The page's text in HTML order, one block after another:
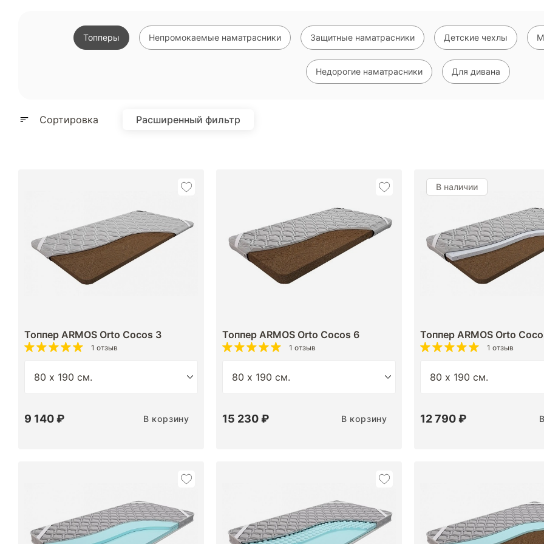
Топперы Непромокаемые наматрасники Защитные наматрасники Детские чехлы
Недорогие наматрасники Для дивана
Сортировка Расширенный фильтр
Топпер ARMOS Orto Cocos 3
1 отзыв
9 140 ₽ В корзину
Топпер ARMOS Orto Cocos 6
1 отзыв
15 230 ₽ В корзину
В наличии
Топпер ARMOS Orto
1 отзыв
12 790 ₽